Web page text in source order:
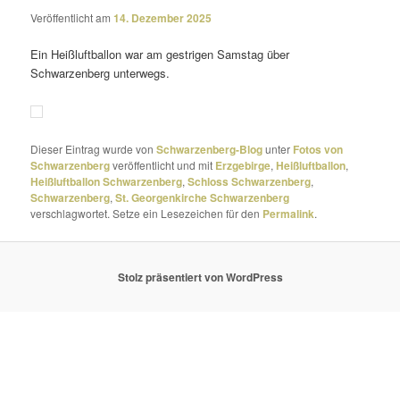
Veröffentlicht am14. Dezember 2025
Ein Heißluftballon war am gest­rigen Samstag über
Schwarzenberg unterwegs.
Dieser Eintrag wurde vonSchwarzenberg-Blogunter Fotos von
Schwarzenbergveröffentlicht und mit Erzgebirge,Heißluftballon,
Heißluftballon Schwarzenberg,Schloss Schwarzenberg,
Schwarzenberg,St. Georgenkirche Schwarzenberg
verschlagwortet. Setze ein Lesezeichen für den Permalink.
Stolz präsentiert von WordPress